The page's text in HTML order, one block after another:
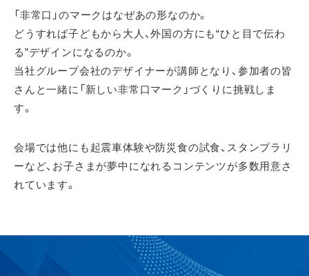
「非常口」のマークはなぜあの形なのか。
どうすれば子どもから大人、外国の方にも“ひと目で伝わ
る”デザインになるのか。
当社グループ会社のデザイナーが講師となり、参加者の皆
さんと一緒に「新しい非常口マーク」づくりに挑戦しま
す。
会場では他にも起震車体験や防災食の試食、スタンプラリ
ーなど、お子さまが夢中になれるコンテンツが多数用意さ
れています。